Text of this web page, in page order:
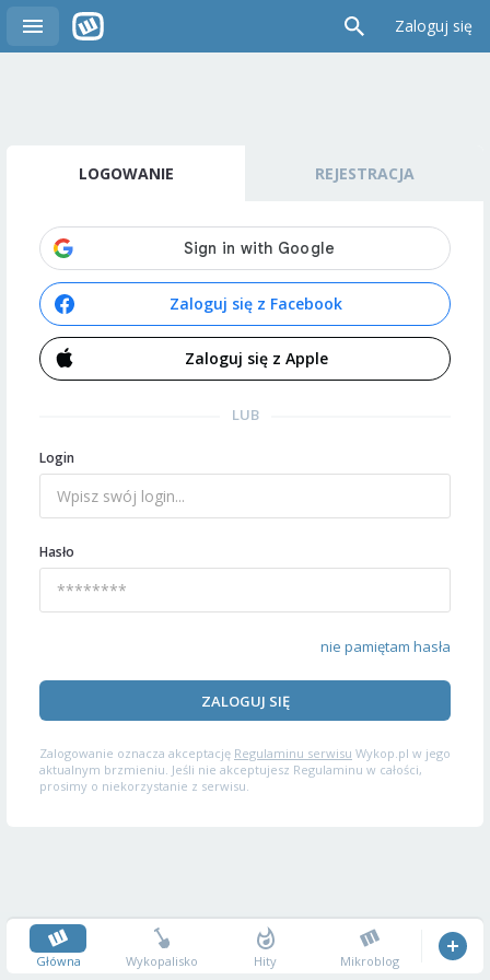
Zaloguj się
LOGOWANIE REJESTRACJA
Zaloguj się z Facebook
Zaloguj się z Apple
LUB
Login
Hasło
nie pamiętam hasła
ZALOGUJ SIĘ
Zalogowanie oznacza akceptację Regulaminu serwisu Wykop.pl w jego
aktualnym brzmieniu. Jeśli nie akceptujesz Regulaminu w całości,
prosimy o niekorzystanie z serwisu.
Główna Wykopalisko Hity Mikroblog